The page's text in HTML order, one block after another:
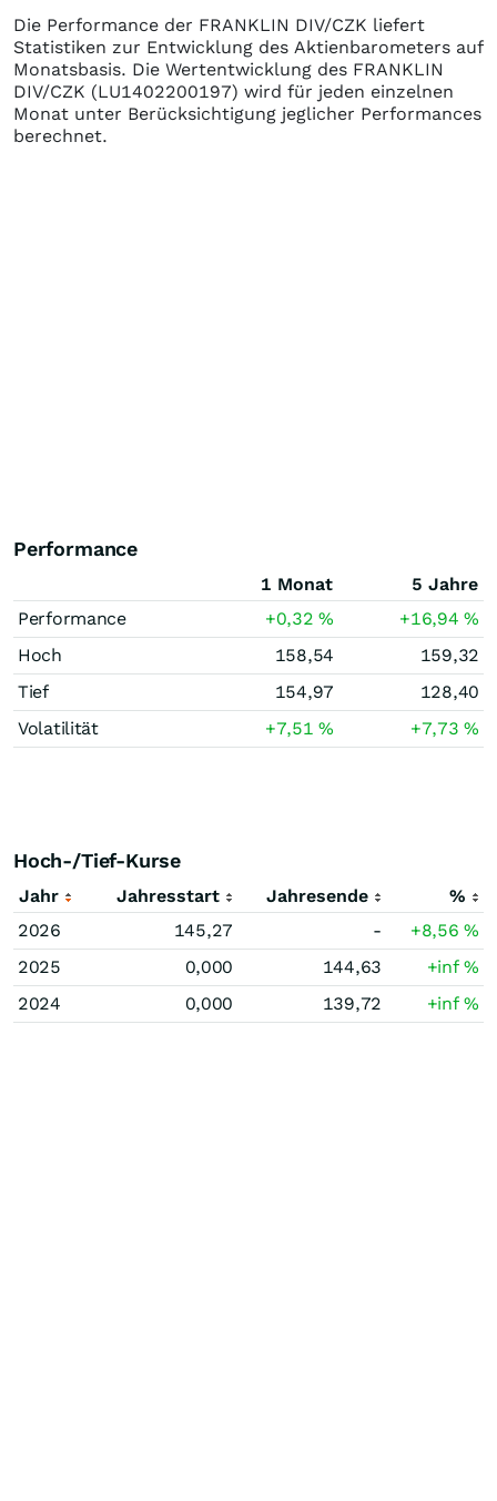
Die Performance der FRANKLIN DIV/CZK liefert
Statistiken zur Entwicklung des Aktienbarometers auf
Monatsbasis. Die Wertentwicklung des FRANKLIN
DIV/CZK (LU1402200197) wird für jeden einzelnen
Monat unter Berücksichtigung jeglicher Performances
berechnet.
Performance
1 Monat
5 Jahre
Performance
+0,32% +16,94%
Hoch
158,54
159,32
Tief
154,97
128,40
Volatilität
+7,51% +7,73%
Hoch-/Tief-Kurse
Jahr Jahresstart Jahresende
%
2026
145,27 - +8,56%
2025
0,000 144,63 +inf%
2024
0,000 139,72 +inf%